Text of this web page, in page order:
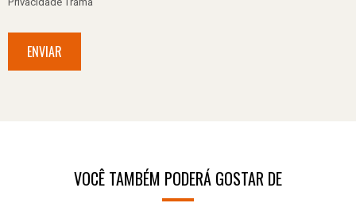
ENVIAR
VOCÊ TAMBÉM PODERÁ GOSTAR DE